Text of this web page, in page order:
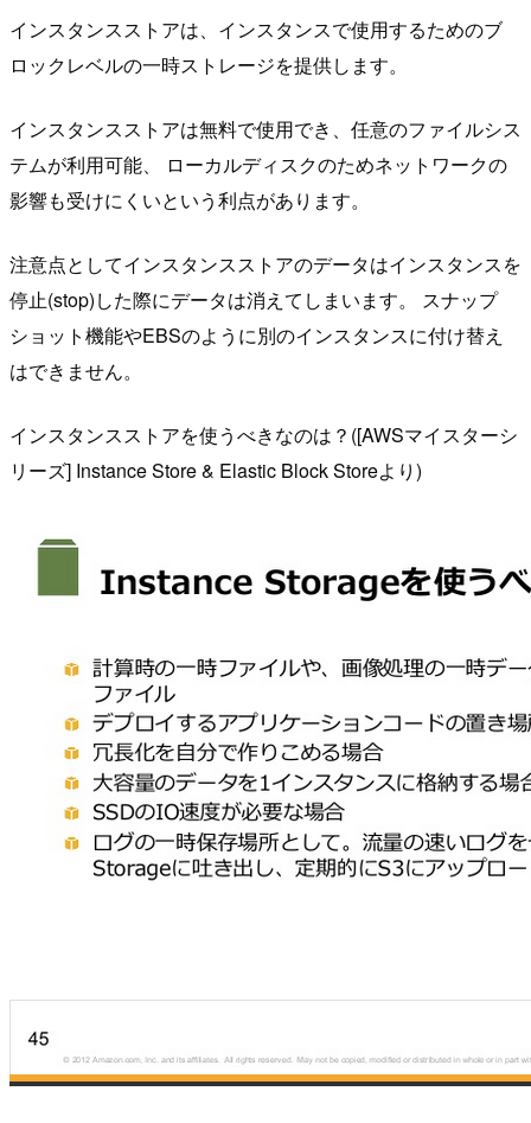
インスタンスストアは、インスタンスで使用するためのブ
ロックレベルの一時ストレージを提供します。
インスタンスストアは無料で使用でき、任意のファイルシス
テムが利用可能、 ローカルディスクのためネットワークの
影響も受けにくいという利点があります。
注意点としてインスタンスストアのデータはインスタンスを
停止(stop)した際にデータは消えてしまいます。 スナップ
ショット機能やEBSのように別のインスタンスに付け替え
はできません。
インスタンスストアを使うべきなのは？([AWSマイスターシ
リーズ] Instance Store & Elastic Block Storeより)